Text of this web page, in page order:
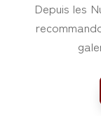
Depuis les